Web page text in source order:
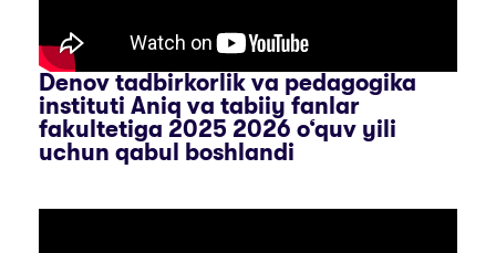
Denov tadbirkorlik va pedagogika
instituti Aniq va tabiiy fanlar
fakultetiga 2025 2026 o‘quv yili
uchun qabul boshlandi